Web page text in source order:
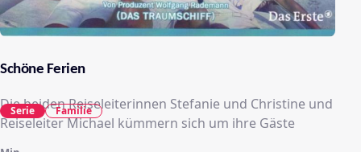
Schöne Ferien
Die beiden Reiseleiterinnen Stefanie und Christine und
Reiseleiter Michael kümmern sich um ihre Gäste
Serie Familie